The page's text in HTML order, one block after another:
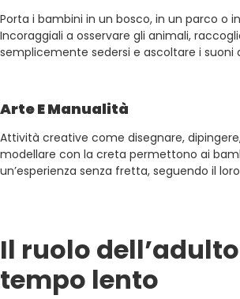
Porta i bambini in un bosco, in un parco o
Incoraggiali a osservare gli animali,
semplicemente sedersi e ascoltare i suoni
Arte E Manualità
Attività creative come disegnare,
modellare con la creta permettono ai
un’esperienza senza fretta, seguendo il
Il ruolo
tempo lento